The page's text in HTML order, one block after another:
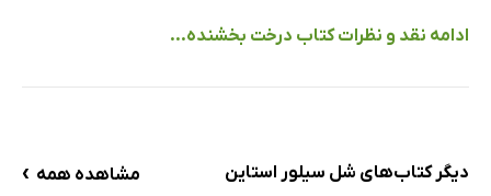
ادامه نقد و نظرات کتاب درخت بخشنده...
دیگر کتاب‌های شل سیلور استاین مشاهده همه ›